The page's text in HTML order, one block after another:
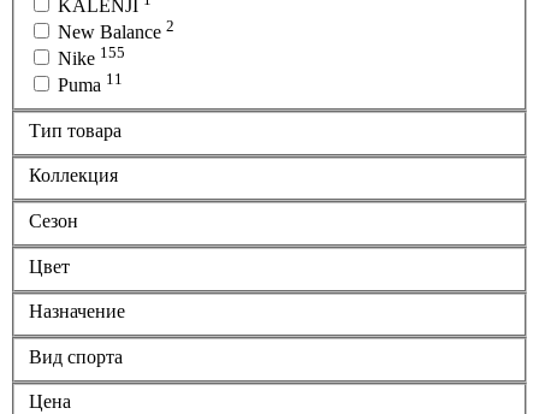
KALENJI
New Balance 2
Nike 155
Puma 11
Тип товара
Коллекция
Сезон
Цвет
Назначение
Вид спорта
Цена